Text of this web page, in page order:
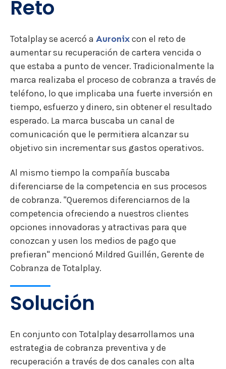
Reto
Totalplay se acercó a Auronixcon el reto de
aumentar su recuperación de cartera vencida o
que estaba a punto de vencer. Tradicionalmente la
marca realizaba el proceso de cobranza a través de
teléfono, lo que implicaba una fuerte inversión en
tiempo, esfuerzo y dinero, sin obtener el resultado
esperado. La marca buscaba un canal de
comunicación que le permitiera alcanzar su
objetivo sin incrementar sus gastos operativos.
Al mismo tiempo la compañía buscaba
diferenciarse de la competencia en sus procesos
de cobranza. "Queremos diferenciarnos de la
competencia ofreciendo a nuestros clientes
opciones innovadoras y atractivas para que
conozcan y usen los medios de pago que
prefieran" mencionó Mildred Guillén, Gerente de
Cobranza de Totalplay.
Solución
En conjunto con Totalplay desarrollamos una
estrategia de cobranza preventiva y de
recuperación a través de dos canales con alta